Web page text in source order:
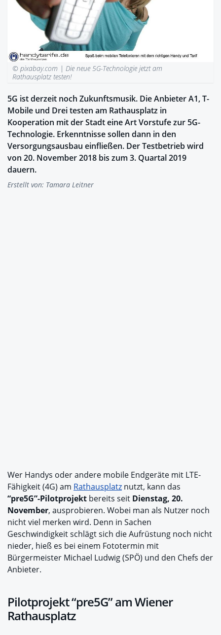
© pixabay.com |Die neue 5G-Technologie jetzt am
Rathausplatz testen!
5G ist derzeit noch Zukunftsmusik. Die Anbieter A1, T-
Mobile und Drei testen am Rathausplatz in
Kooperation mit der Stadt eine Art Vorstufe zur 5G-
Technologie. Erkenntnisse sollen dann in den
Versorgungsausbau einfließen. Der Testbetrieb wird
von 20. November 2018 bis zum 3. Quartal 2019
dauern.
Erstellt von: Tamara Leitner
Wer Handys oder andere mobile Endgeräte mit LTE-
Fähigkeit (4G) am Rathausplatz nutzt, kann das
“pre5G”-Pilotprojekt bereits seit Dienstag, 20.
November, ausprobieren. Wobei man als Nutzer noch
nicht viel merken wird. Denn in Sachen
Geschwindigkeit schlägt sich die Aufrüstung noch nicht
nieder, hieß es bei einem Fototermin mit
Bürgermeister Michael Ludwig (SPÖ) und den Chefs der
Anbieter.
Pilotprojekt “pre5G” am Wiener
Rathausplatz